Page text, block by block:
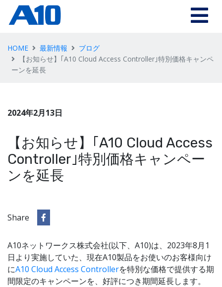
HOME 最新情報
ブログ
【お知らせ】｢A10 Cloud Access Controller｣特別価格キャンペ
ーンを延長
2024年2月13日
【お知らせ】｢A10 Cloud Access
Controller｣特別価格キャンペー
ンを延長
Share
A10ネットワークス株式会社(以下、A10)は、2023年8月1
日より実施していた、現在A10製品をお使いのお客様向け
にA10 Cloud Access Controllerを特別な価格で提供する期
間限定のキャンペーンを、好評につき期間延長します。